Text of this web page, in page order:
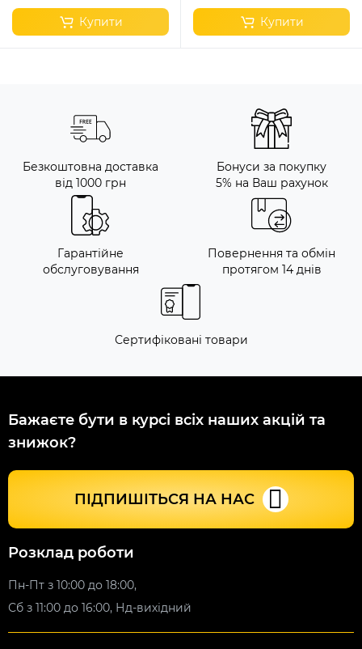
Купити Купити
Безкоштовна доставка
від 1000 грн
Бонуси за покупку
5% на Ваш рахунок
Гарантійне
обслуговування
Повернення та обмін
протягом 14 днів
Сертифіковані товари
Бажаєте бути в курсі всіх наших акцій та
знижок?
ПІДПИШІТЬСЯ НА НАС
Розклад роботи
Пн-Пт з 10:00 до 18:00,
Сб з 11:00 до 16:00, Нд-вихідний